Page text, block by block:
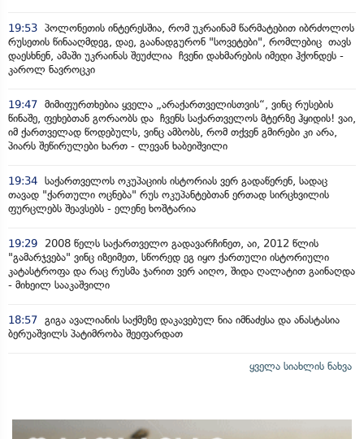
19:53 პოლონეთის ინტერესშია, რომ უკრაინამ წარმატებით იბრძოლოს
რუსეთის წინააღმდეგ, დაე, გაანადგურონ "სოვეტები", რომლებიც თავს
დაესხნენ, ამაში უკრაინას შეუძლია ჩვენი დახმარების იმედი ჰქონდეს -
კაროლ ნავროცკი
19:47 მიმიფურთხებია ყველა „არაქართველისთვის“, ვინც რუსების
წინაშე, ფეხებთან გორაობს და ჩვენს საქართველოს მტერზე ჰყიდის! ვაი,
იმ ქართველად წოდებულს, ვინც ამბობს, რომ თქვენ გმირები კი არა,
პიარს შეწირულები ხართ - ლევან ხაბეიშვილი
19:34 საქართველოს ოკუპაციის ისტორიას ვერ გადაწერენ, სადაც
თავად "ქართული ოცნება" რუს ოკუპანტებთან ერთად სირცხვილის
ფურცლებს შეავსებს - ელენე ხოშტარია
19:29
2008 წელს საქართველო გადავარჩინეთ, აი, 2012 წლის
"გამარჯვება" ვინც იზეიმეთ, სწორედ ეგ იყო ქართული ისტორიული
კატასტროფა და რაც რუსმა ჯარით ვერ აიღო, შიდა ღალატით გაინაღდა
- მიხეილ სააკაშვილი
18:57 გიგა ავალიანის საქმეზე დაკავებულ ნია იმნაძესა და ანასტასია
ბერუაშვილს პატიმრობა შეეფარდათ
ყველა სიახლის ნახვა